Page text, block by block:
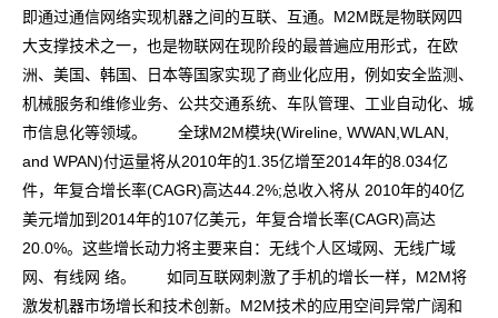
即通过通信网络实现机器之间的互联、互通。M2M既是物联网四
大支撑技术之一，也是物联网在现阶段的最普遍应用形式，在欧
洲、美国、韩国、日本等国家实现了商业化应用，例如安全监测、
机械服务和维修业务、公共交通系统、车队管理、工业自动化、城
市信息化等领域。 全球M2M模块(Wireline, WWAN,WLAN,
and WPAN)付运量将从2010年的1.35亿增至2014年的8.034亿
件，年复合增长率(CAGR)高达44.2%;总收入将从 2010年的40亿
美元增加到2014年的107亿美元，年复合增长率(CAGR)高达
20.0%。这些增长动力将主要来自：无线个人区域网、无线广域
网、有线网 络。 如同互联网刺激了手机的增长一样，M2M将
激发机器市场增长和技术创新。M2M技术的应用空间异常广阔和